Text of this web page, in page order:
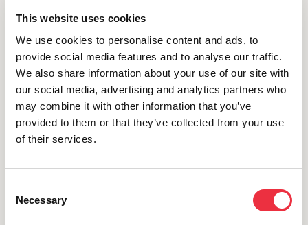
This website uses cookies
We use cookies to personalise content and ads, to
provide social media features and to analyse our traffic.
We also share information about your use of our site with
our social media, advertising and analytics partners who
may combine it with other information that you’ve
provided to them or that they’ve collected from your use
of their services.
Selection
Necessary